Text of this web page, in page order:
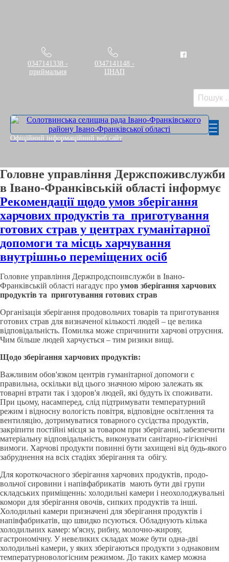
0347141338 -
приймальня
0347141148 -
ЦНАП
Пошук:
Офіційний інформаційний веб сайт
Головне управління Держспоживслужби
в Івано-Франківській області інформує
Рекомендації щодо умов зберігання
харчових продуктів та приготування
готових страв у центрах гуманітарної
допомоги та місць харчування
внутрішньо переміщених осіб
Головне управління Держпродспоивслужби в Івано-
Франківській області нагадує про умов зберігання харчових
продуктів та приготування готових страв
Органiзацiя зберiгання продовольчих това­рів та приготування
готових страв для визначеної кількості людей – це велика
відповідальність. Помилка може спричинити харчові отруєння.
Чим більше людей харчується – тим ризики вищі.
Щодо зберігання харчових продуктів:
Важливим обов'язком центрів гуманітарної допомоги є
правильна, оскiльки вiд цього значною мiрою залежать як
товарнi втрати так і здоров'я людей, які будуть їх споживати.
При цьому, насамперед, слiд пiдтримувати температурний
режим i вiдносну вологiсть повiтря, вiдповiдне освiтлення та
вентиляцiю, дотримуватися товарного сусiдства продуктiв,
закрiпити постiйнi мiсця за товаром при зберiганнi, забезпечити
матерiальну вiдпо­вiдальнiсть, виконувати санiтарно-гiгієнічні
вимоги. Харчові продукти повинні бути захищені від будь-якого
забруднення на всіх стадіях зберігання та обігу.
Для короткочасного зберiгання харчових продуктiв, продо­
вольчої сировини i напiвфабрикатiв мають бути двi групи
складських примiщеннь: холо­дильнi камери i неохолоджувальнi
комори для зберiгання овочiв, сипких продуктiв та iнші.
Холодильнi камери призначенi для зберiгання продуктiв i
напiвфабрикатiв, що швидко псуються. Обладнують кiлька
холодильних камер: м'ясну, рибну, молочно-жирову,
гастрономiчну. У невеликих складах може бути одна-двi
холодильнi ка­мери, у яких зберiгаються продукти з однаковим
температурно­вологiсним режимом. До таких камер можна